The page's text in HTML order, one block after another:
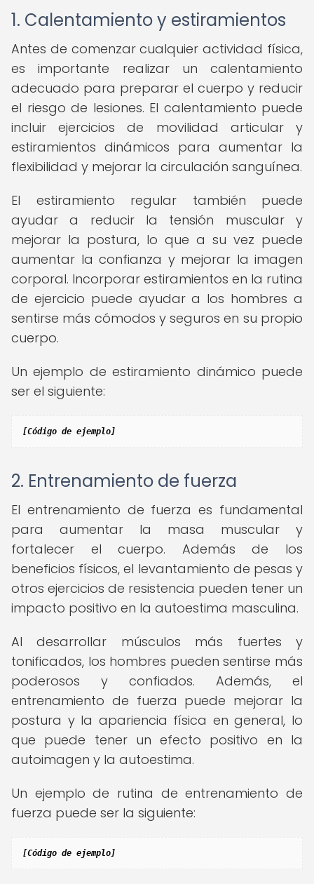
1. Calentamiento y estiramientos
Antes de comenzar cualquier actividad física,
es importante realizar un calentamiento
adecuado para preparar el cuerpo y reducir
el riesgo de lesiones. El calentamiento puede
incluir ejercicios de movilidad articular y
estiramientos dinámicos para aumentar la
flexibilidad y mejorar la circulación sanguínea.
El estiramiento regular también puede
ayudar a reducir la tensión muscular y
mejorar la postura, lo que a su vez puede
aumentar la confianza y mejorar la imagen
corporal. Incorporar estiramientos en la rutina
de ejercicio puede ayudar a los hombres a
sentirse más cómodos y seguros en su propio
cuerpo.
Un ejemplo de estiramiento dinámico puede
ser el siguiente:
[Código de ejemplo]
2. Entrenamiento de fuerza
El entrenamiento de fuerza es fundamental
para aumentar la masa muscular y
fortalecer el cuerpo. Además de los
beneficios físicos, el levantamiento de pesas y
otros ejercicios de resistencia pueden tener un
impacto positivo en la autoestima masculina.
Al desarrollar músculos más fuertes y
tonificados, los hombres pueden sentirse más
poderosos y confiados. Además, el
entrenamiento de fuerza puede mejorar la
postura y la apariencia física en general, lo
que puede tener un efecto positivo en la
autoimagen y la autoestima.
Un ejemplo de rutina de entrenamiento de
fuerza puede ser la siguiente:
[Código de ejemplo]